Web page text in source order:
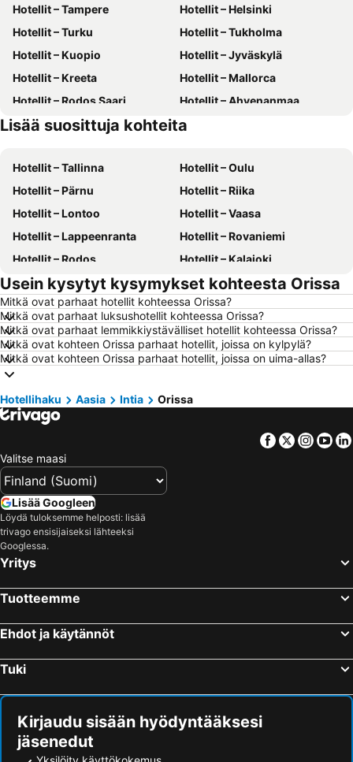
Hotellit – Tampere
Hotellit – Helsinki
Hotellit – Turku
Hotellit – Tukholma
Hotellit – Kuopio
Hotellit – Jyväskylä
Hotellit – Kreeta
Hotellit – Mallorca
Hotellit – Rodos Saari
Hotellit – Ahvenanmaa
Hotellit – Suomi
Hotellit – Gran Canaria
Lisää suosittuja kohteita
Hotellit – Tallinna
Hotellit – Oulu
Hotellit – Pärnu
Hotellit – Riika
Hotellit – Lontoo
Hotellit – Vaasa
Hotellit – Lappeenranta
Hotellit – Rovaniemi
Hotellit – Rodos
Hotellit – Kalajoki
Hotellit – Alanya
Hotellit – Joensuu
Hotellit – Fuengirola
Hotellit – Kööpenhamina
Hotellit – Savonlinna
Hotellit – Gdańsk
Hotellit – Lahti
Hotellit – Hämeenlinna
Hotellit – Seinäjoki
Hotellit – Malta
Hotellit – Aurinkorannikko
Hotellit – Teneriffa
Hotellit – Koh Lanta
Hotellit – Santorini Saari
Hotellit – Espanja
Hotellit – Kos Saari
Hotellit – Lofoten
Hotellit – Ylläs
Usein kysytyt kysymykset kohteesta Orissa
Mitkä ovat parhaat hotellit kohteessa Orissa?
Mitkä ovat parhaat luksushotellit kohteessa Orissa?
Mitkä ovat parhaat lemmikkiystävälliset hotellit kohteessa Orissa?
Mitkä ovat kohteen Orissa parhaat hotellit, joissa on kylpylä?
Mitkä ovat kohteen Orissa parhaat hotellit, joissa on uima-allas?
Hotellihaku Aasia Intia Orissa
Facebook
Twitter
Valitse maasi
Lisää Googleen
Löydä tuloksemme helposti: lisää
trivago ensisijaiseksi lähteeksi
Googlessa.
Yritys
Tuotteemme
Ehdot ja käytännöt
Tuki
Kirjaudu sisään hyödyntääksesi
jäsenedut